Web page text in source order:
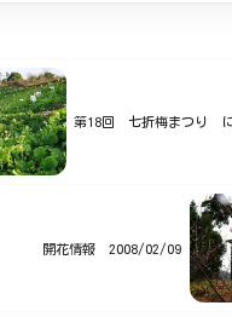
（日）をもって予
第18回 七折梅まつり
開花情報 2008/02/09